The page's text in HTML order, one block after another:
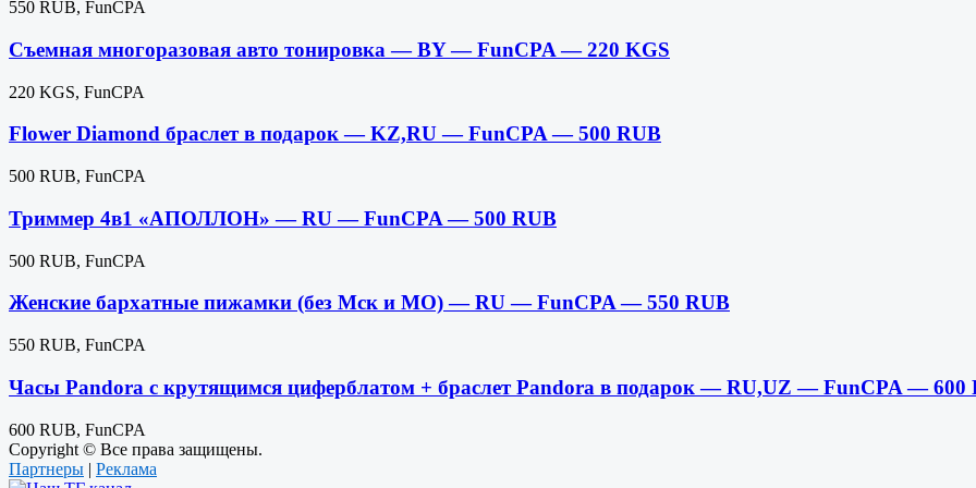
550 RUB, FunCPA
Съемная многоразовая авто тонировка — BY — FunCPA — 220 KGS
220 KGS, FunCPA
Flower Diamond браслет в подарок — KZ,RU — FunCPA — 500 RUB
500 RUB, FunCPA
Триммер 4в1 «АПОЛЛОН» — RU — FunCPA — 500 RUB
500 RUB, FunCPA
Женские бархатные пижамки (без Мск и МО) — RU — FunCPA — 550 RUB
550 RUB, FunCPA
Часы Pandora c крутящимся циферблатом + браслет Pandora в подарок — RU,UZ — FunCPA — 600
600 RUB, FunCPA
Copyright © Все права защищены.
Партнеры | Реклама